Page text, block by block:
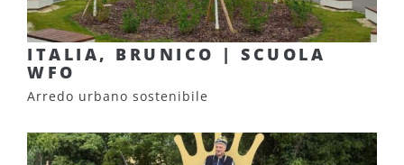
ITALIA, BRUNICO | SCUOLA
WFO
Arredo urbano sostenibile